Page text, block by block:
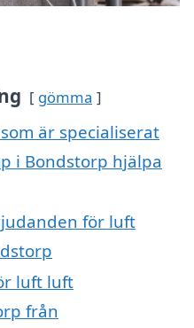
gömma
är specialiserat
i Bondstorp hjälpa
för luft
luft luft
från